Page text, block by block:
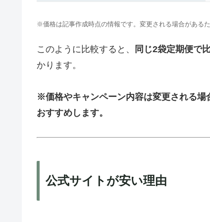
※価格は記事作成時点の情報です。変更される場合がある
このように比較すると、 同じ2袋定期便で
かります。
※価格やキャンペーン内容は変更される場
おすすめします。
公式サイトが安い理由